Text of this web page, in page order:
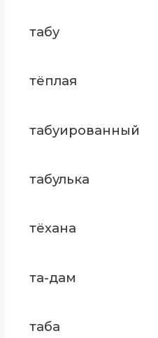
табу
тёплая
табуированный
табулька
тёхана
та-дам
таба